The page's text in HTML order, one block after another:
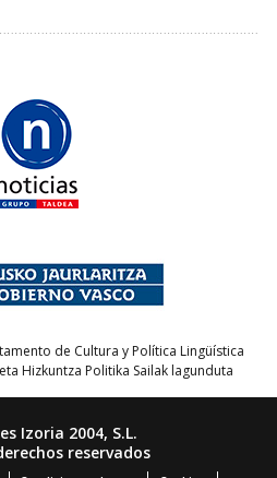
de Cultura y Política Lingüística
Hizkuntza Politika Sailak lagunduta
Izoria 2004, S.L.
reservados